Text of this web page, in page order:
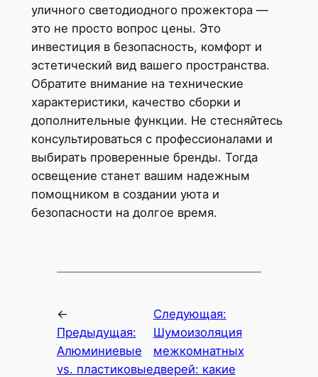
уличного светодиодного прожектора —
это не просто вопрос цены. Это
инвестиция в безопасность, комфорт и
эстетический вид вашего пространства.
Обратите внимание на технические
характеристики, качество сборки и
дополнительные функции. Не стесняйтесь
консультироваться с профессионалами и
выбирать проверенные бренды. Тогда
освещение станет вашим надежным
помощником в создании уюта и
безопасности на долгое время.
←
Предыдущая:
Алюминиевые
vs. пластиковые
Следующая:
Шумоизоляция
межкомнатных
дверей: какие